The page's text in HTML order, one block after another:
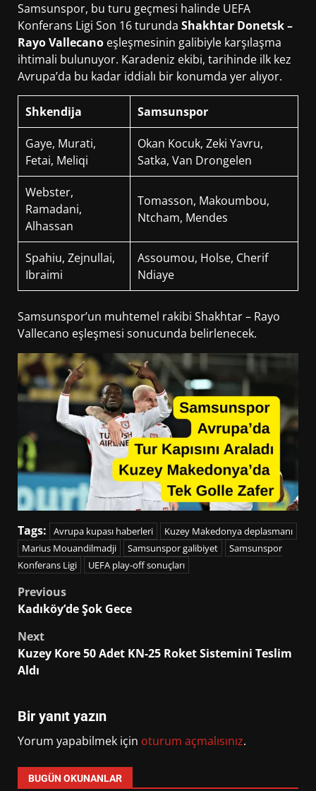
Samsunspor, bu turu geçmesi halinde UEFA
Konferans Ligi Son 16 turunda Shakhtar Donetsk –
Rayo Vallecano eşleşmesinin galibiyle karşılaşma
ihtimali bulunuyor. Karadeniz ekibi, tarihinde ilk kez
Avrupa’da bu kadar iddialı bir konumda yer alıyor.
Shkendija Samsunspor
Gaye, Murati,
Fetai, Meliqi
Okan Kocuk, Zeki Yavru,
Satka, Van Drongelen
Webster,
Ramadani,
Alhassan
Tomasson, Makoumbou,
Ntcham, Mendes
Spahiu, Zejnullai,
Ibraimi
Assoumou, Holse, Cherif
Ndiaye
Samsunspor’un muhtemel rakibi Shakhtar – Rayo
Vallecano eşleşmesi sonucunda belirlenecek.
Tags: Avrupa kupası haberleri
Kuzey Makedonya deplasmanı
Marius Mouandilmadji
Samsunspor galibiyet
Samsunspor
Konferans Ligi
UEFA play-off sonuçları
Post
navigation
Previous
Kadıköy’de Şok Gece
Next
Kuzey Kore 50 Adet KN-25 Roket Sistemini Teslim
Aldı
Bir yanıt yazın
Yorum yapabilmek için oturum açmalısınız.
BUGÜN OKUNANLAR